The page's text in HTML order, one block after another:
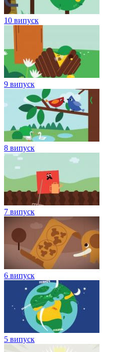
10 випуск
9 випуск
8 випуск
7 випуск
6 випуск
5 випуск